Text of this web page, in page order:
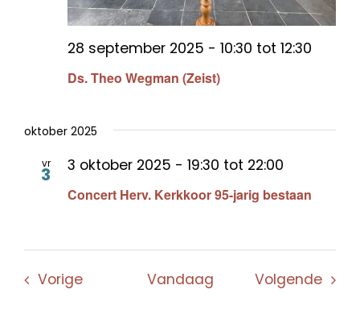
Ds. Theo Wegman (Zeist)
28 september 2025 - 10:30 tot 12:30
oktober 2025
vr
3
Concert Herv. Kerkkoor 95-jarig bestaan
3 oktober 2025 - 19:30 tot 22:00
VorigeEvenementenVandaag Volgende